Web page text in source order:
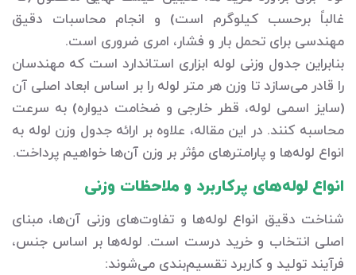
غالباً برحسب کیلوگرم است) و انجام محاسبات دقیق
مهندسی برای تحمل بار و فشار، امری ضروری است.
بنابراین جدول وزنی لوله ابزاری استاندارد است که مهندسان
را قادر می‌سازد تا وزن هر متر لوله را بر اساس ابعاد اصلی آن
(سایز اسمی لوله، قطر خارجی و ضخامت دیواره) به سرعت
محاسبه کنند. در این مقاله، علاوه بر ارائه جدول وزن لوله به
انواع لوله‌ها و پارامترهای مؤثر بر وزن آن‌ها خواهیم پرداخت.
انواع لوله‌های پرکاربرد و ملاحظات وزنی
شناخت دقیق انواع لوله‌ها و تفاوت‌های وزنی آن‌ها، مبنای
اصلی انتخاب و خرید درست است. لوله‌ها بر اساس جنس،
فرآیند تولید و کاربرد تقسیم‌بندی می‌شوند: